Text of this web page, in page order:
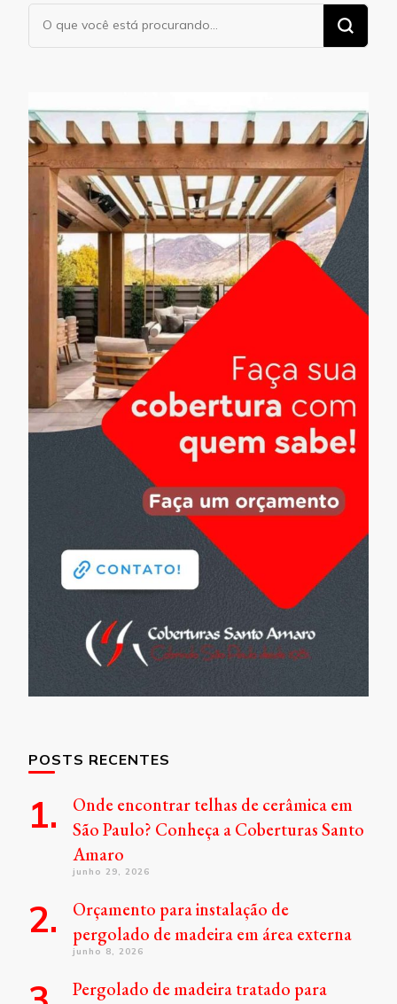
POSTS RECENTES
Onde encontrar telhas de cerâmica em
São Paulo? Conheça a Coberturas Santo
Amaro
junho 29, 2026
Orçamento para instalação de
pergolado de madeira em área externa
junho 8, 2026
Pergolado de madeira tratado para